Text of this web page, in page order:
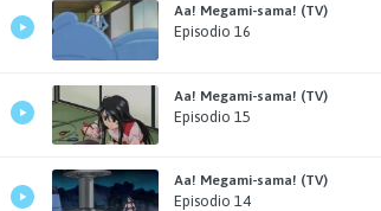
Aa! Megami-sama! (TV)
Episodio 16
Aa! Megami-sama! (TV)
Episodio 15
Aa! Megami-sama! (TV)
Episodio 14